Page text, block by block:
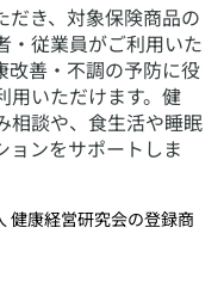
だき、対象保険商品の
・従業員がご利用いた
改善・不調の予防に役
用いただけます。健
相談や、食生活や睡眠
ョンをサポートしま
健康経営研究会の登録商